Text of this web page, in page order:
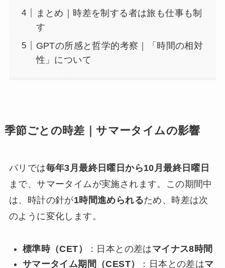
まとめ｜時差を制する者は旅も仕事も制
す
GPTの所感と哲学的考察｜「時間の相対
性」について
季節ごとの時差｜サマータイムの影響
パリでは毎年3月最終日曜日から10月最終日曜日
まで、サマータイムが実施されます。この期間中
は、時計の針が1時間進められるため、時差は次
のように変化します。
標準時（CET） ：日本との差はマイナス8時間
サマータイム期間（CEST）
：日本との差はマ